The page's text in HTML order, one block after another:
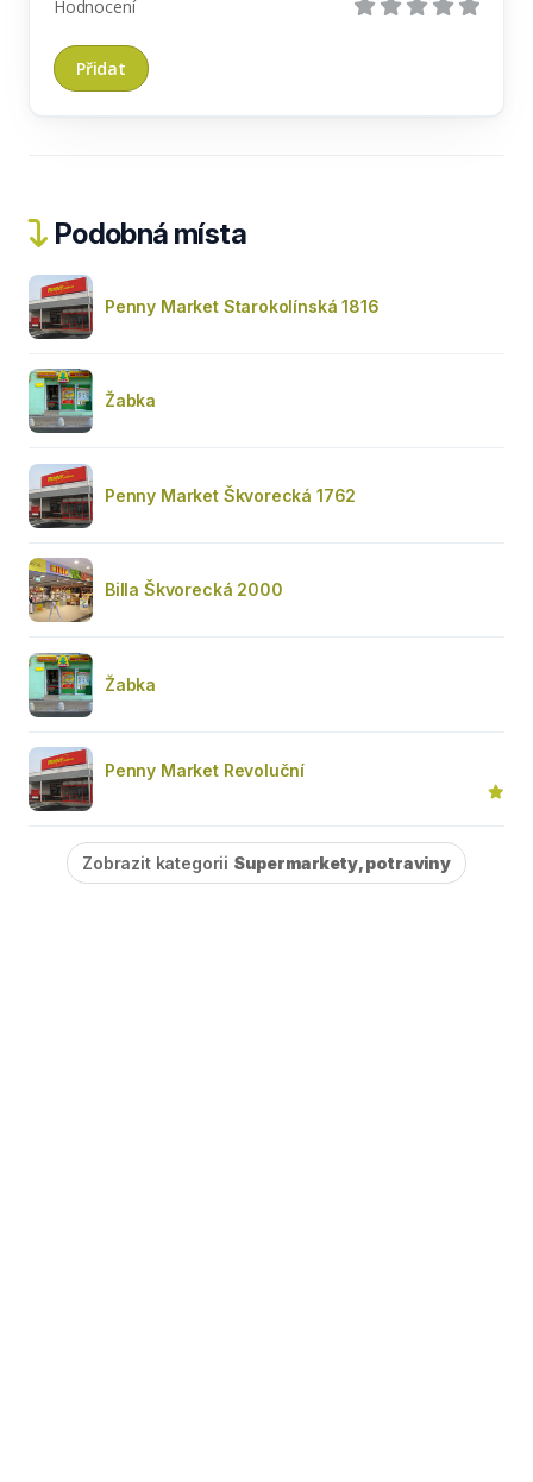
Hodnocení
Podobná místa
Penny Market Starokolínská 1816
Žabka
Penny Market Škvorecká 1762
Billa Škvorecká 2000
Žabka
Penny Market Revoluční
Zobrazit kategorii Supermarkety, potraviny